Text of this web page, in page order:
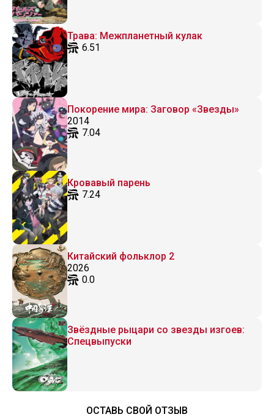
Трава: Межпланетный кулак
6.51
Покорение мира: Заговор «Звезды»
2014
7.04
Кровавый парень
7.24
Китайский фольклор 2
2026
0.0
Звёздные рыцари со звезды изгоев:
Спецвыпуски
ОСТАВЬ СВОЙ ОТЗЫВ